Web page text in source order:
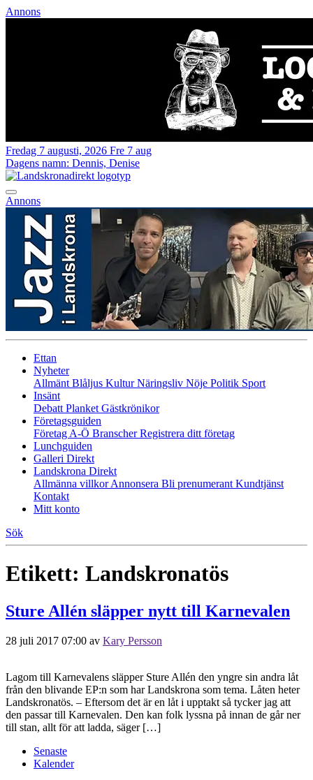
Annons
Fredag 7 augusti, 2026 Fre 7 aug
Dagens namn: Dennis, Denise
Annons
Ettan
Nyheter
Allmänt Blåljus KulturNäringsliv Nöje Politik Sport
Insänt
Debatt Planket Gästkrönikor
Företagsguiden
Företag A-Ö BranscherRegistrera ditt företag
Lunchguiden
Galleri Direkt
Landskrona Direkt
Allmänna villkorAnnonsera Bli prenumerant Kundtjänst
Kontakt
Mitt konto
Sök
Etikett: Landskronatös
Sture Allén släpper nytt till Karnevalen
28 juli 2017 07:00 av Kary Persson
Lagom till Karnevalens släpper Sture Allén den yngre sin andra låt
från den blivande EP:n som har Landskrona som tema. Låten heter
Landskronatös. – Eftersom det är en låt i upptakt så tycker jag att
den passar till Karnevalen. Den kan folk lyssna på innan de går ner
till stan, allt för att ladda, säger […]
Senaste
Kalender